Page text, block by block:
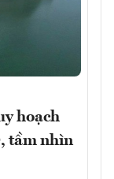
hoạch
tầm nhìn